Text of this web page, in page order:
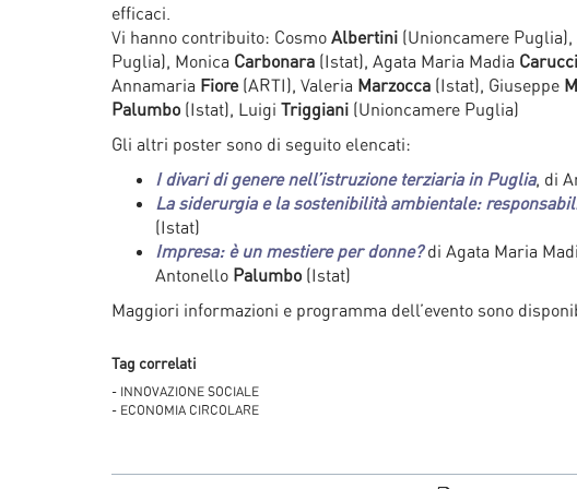
efficaci.
Vi hanno contribuito: Cosmo Albertini (Unioncamere
Puglia), Monica Carbonara (Istat), Agata Maria Madia Carucci
Annamaria Fiore(ARTI), Valeria Marzocca (Istat), Giuseppe
Palumbo (Istat), Luigi Triggiani (Unioncamere Puglia)
Gli altri poster sono di seguito elencati:
I divari di genere nell’istruzione terziaria in Puglia, di
La siderurgia e la sostenibilità ambientale:
(Istat)
Impresa: è un mestiere per donne?di Agata Maria
Antonello Palumbo (Istat)
Maggiori informazioni e programma dell’evento sono
Tag correlati
- INNOVAZIONE SOCIALE
- ECONOMIA CIRCOLARE